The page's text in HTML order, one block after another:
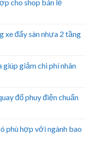
cho shop bán lẻ
xe đẩy sàn nhựa 2 tầng
giúp giảm chi phí nhân
đổ phuy điện chuẩn
phù hợp với ngành bao